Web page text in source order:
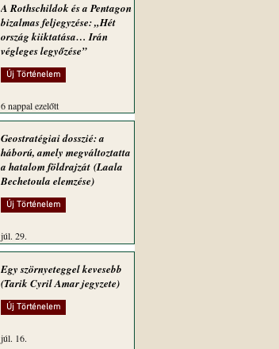
A Rothschildok és a Pentagon
bizalmas feljegyzése: „Hét
ország kiiktatása… Irán
végleges legyőzése”
Új Történelem
6 nappal ezelőtt
Geostratégiai dosszié: a
háború, amely megváltoztatta
a hatalom földrajzát (Laala
Bechetoula elemzése)
Új Történelem
júl. 29.
Egy szörnyeteggel kevesebb
(Tarik Cyril Amar jegyzete)
Új Történelem
júl. 16.